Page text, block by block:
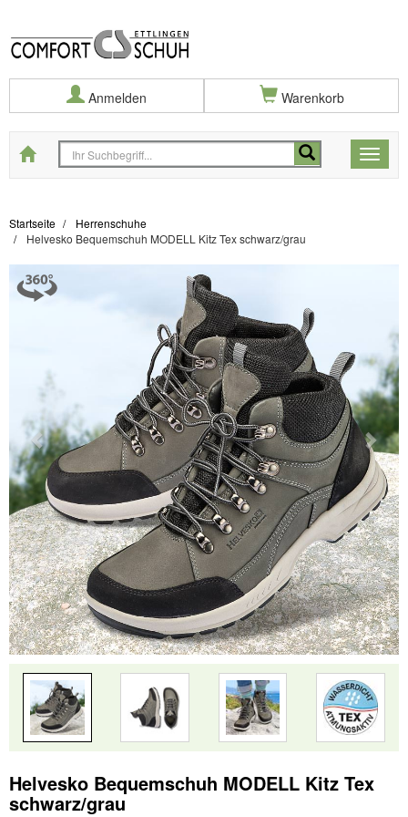
Anmelden Warenkorb
Toggle
Startseite
Startseite
Herrenschuhe
Helvesko Bequemschuh MODELL Kitz Tex schwarz/grau
Helvesko Bequemschuh MODELL Kitz Tex
schwarz/grau